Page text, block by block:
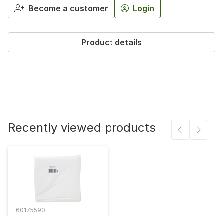
Become a customer Login
Product details
Recently viewed products
60175590